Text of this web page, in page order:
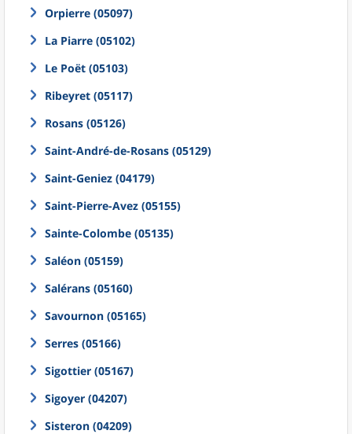
Orpierre (05097)
La Piarre (05102)
Le Poët (05103)
Ribeyret (05117)
Rosans (05126)
Saint-André-de-Rosans (05129)
Saint-Geniez (04179)
Saint-Pierre-Avez (05155)
Sainte-Colombe (05135)
Saléon (05159)
Salérans (05160)
Savournon (05165)
Serres (05166)
Sigottier (05167)
Sigoyer (04207)
Sisteron (04209)